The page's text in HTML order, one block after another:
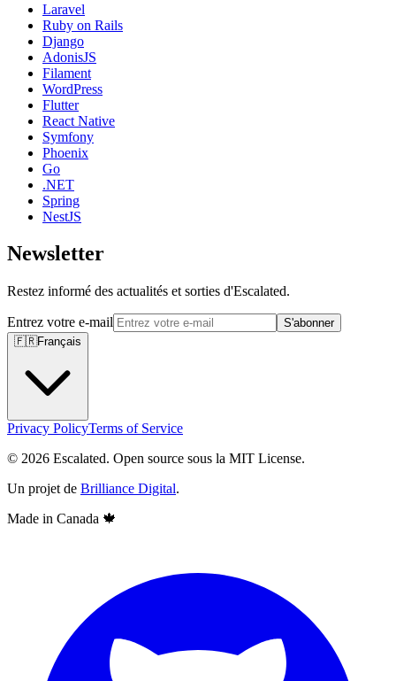
Laravel
Ruby on Rails
Django
AdonisJS
Filament
WordPress
Flutter
React Native
Symfony
Phoenix
Go
.NET
Spring
NestJS
Newsletter
Restez informé des actualités et sorties d'Escalated.
Entrez votre e-mail
S'abonner
🇫🇷Français
Privacy PolicyTerms of Service
© 2026 Escalated. Open source sous la MIT License.
Un projet de Brilliance Digital.
Made in Canada 🍁